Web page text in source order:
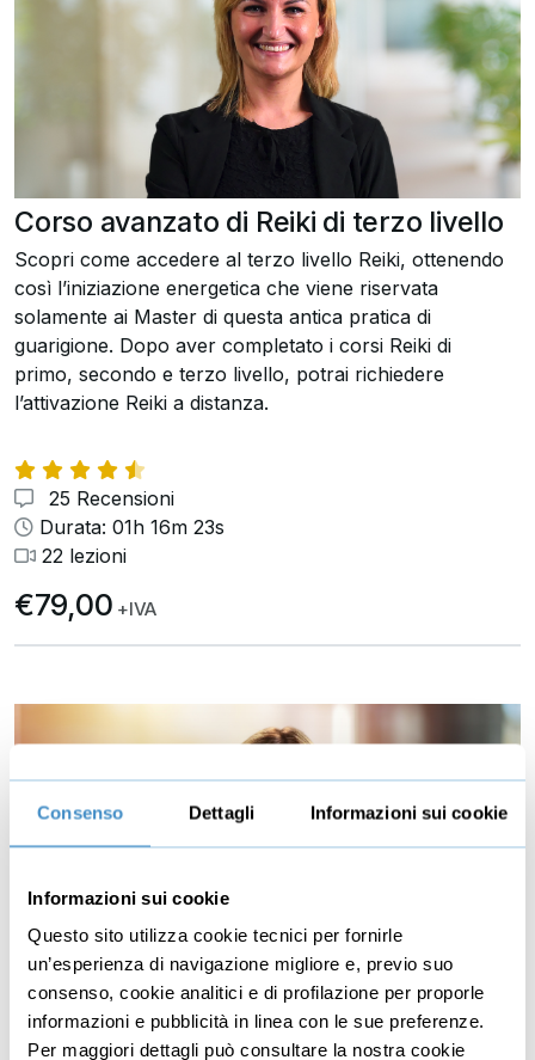
Consenso Dettagli Informazioni sui cookie
Informazioni sui cookie
Questo sito utilizza cookie tecnici per fornirle
un’esperienza di navigazione migliore e, previo suo
consenso, cookie analitici e di profilazione per proporle
informazioni e pubblicità in linea con le sue preferenze.
Per maggiori dettagli può consultare la nostra cookie
Corso avanzato di Reiki di terzo livello
Scopri come accedere al terzo livello Reiki, ottenendo
così l’iniziazione energetica che viene riservata
solamente ai Master di questa antica pratica di
guarigione. Dopo aver completato i corsi Reiki di
primo, secondo e terzo livello, potrai richiedere
l’attivazione Reiki a distanza.
25 Recensioni
Durata: 01h 16m 23s
22 lezioni
€79,00 +IVA
Corso di Reiki pratico per principianti
Padroneggia l'antica pratica che con il solo uso delle